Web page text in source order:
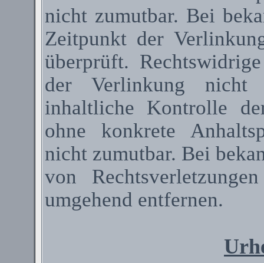
nicht zumutbar. Bei
Zeitpunkt der
überprüft.
der Verlinkung nicht
inhaltliche Kontrolle
ohne konkrete
nicht zumutbar. Bei
von
umgehend entfernen.